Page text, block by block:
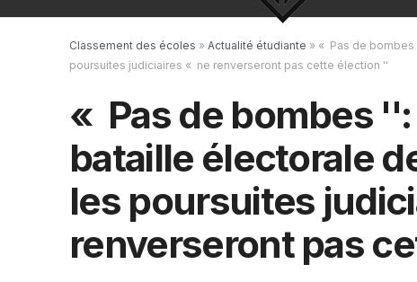
Classement des écoles » Actualité étudiante » « Pas de bombes
poursuites judiciaires « ne renverseront pas cette élection ''
« Pas de bombes
bataille électorale
les poursuites
renverseront pas